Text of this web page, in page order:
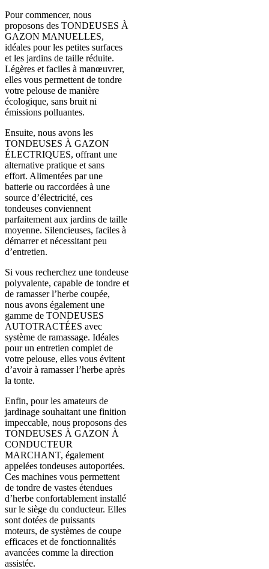
Pour commencer, nous
proposons des TONDEUSES À
GAZON MANUELLES,
idéales pour les petites surfaces
et les jardins de taille réduite.
Légères et faciles à manœuvrer,
elles vous permettent de tondre
votre pelouse de manière
écologique, sans bruit ni
émissions polluantes.
Ensuite, nous avons les
TONDEUSES À GAZON
ÉLECTRIQUES, offrant une
alternative pratique et sans
effort. Alimentées par une
batterie ou raccordées à une
source d’électricité, ces
tondeuses conviennent
parfaitement aux jardins de taille
moyenne. Silencieuses, faciles à
démarrer et nécessitant peu
d’entretien.
Si vous recherchez une tondeuse
polyvalente, capable de tondre et
de ramasser l’herbe coupée,
nous avons également une
gamme de TONDEUSES
AUTOTRACTÉES avec
système de ramassage. Idéales
pour un entretien complet de
votre pelouse, elles vous évitent
d’avoir à ramasser l’herbe après
la tonte.
Enfin, pour les amateurs de
jardinage souhaitant une finition
impeccable, nous proposons des
TONDEUSES À GAZON À
CONDUCTEUR
MARCHANT, également
appelées tondeuses autoportées.
Ces machines vous permettent
de tondre de vastes étendues
d’herbe confortablement installé
sur le siège du conducteur. Elles
sont dotées de puissants
moteurs, de systèmes de coupe
efficaces et de fonctionnalités
avancées comme la direction
assistée.